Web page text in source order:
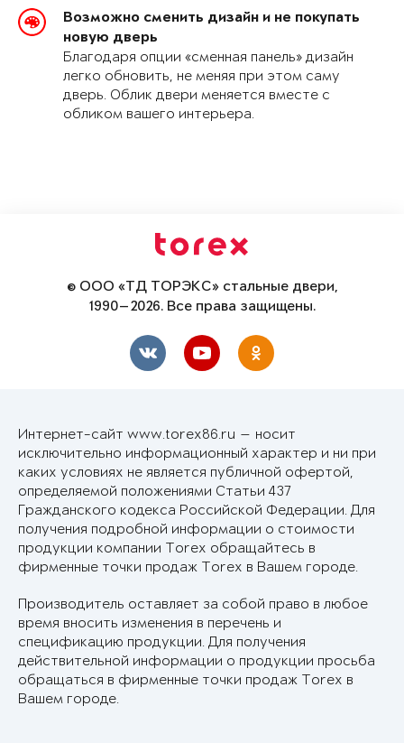
Возможно сменить дизайн и не покупать
новую дверь
Благодаря опции «сменная панель» дизайн
легко обновить, не меняя при этом саму
дверь. Облик двери меняется вместе с
обликом вашего интерьера.
© ООО «ТД ТОРЭКС» стальные двери,
1990—2026. Все права защищены.
Интернет-сайт www.torex86.ru — носит
исключительно информационный характер и ни при
каких условиях не является публичной офертой,
определяемой положениями Статьи 437
Гражданского кодекса Российской Федерации. Для
получения подробной информации о стоимости
продукции компании Torex обращайтесь в
фирменные точки продаж Torex в Вашем городе.
Производитель оставляет за собой право в любое
время вносить изменения в перечень и
спецификацию продукции. Для получения
действительной информации о продукции просьба
обращаться в фирменные точки продаж Torex в
Вашем городе.